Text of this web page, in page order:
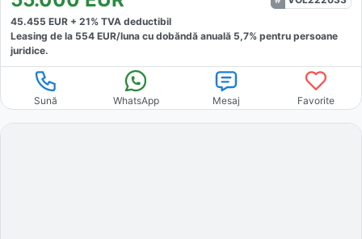
45.455 EUR + 21% TVA deductibil
Leasing de la 554 EUR/luna cu dobăndă anuală 5,7% pentru persoane
juridice.
Sună WhatsApp Mesaj Favorite